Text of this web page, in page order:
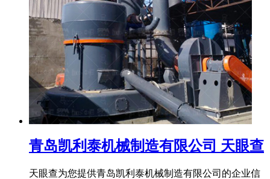
青岛凯利泰机械制造有限公司 天眼查
天眼查为您提供青岛凯利泰机械制造有限公司的企业信